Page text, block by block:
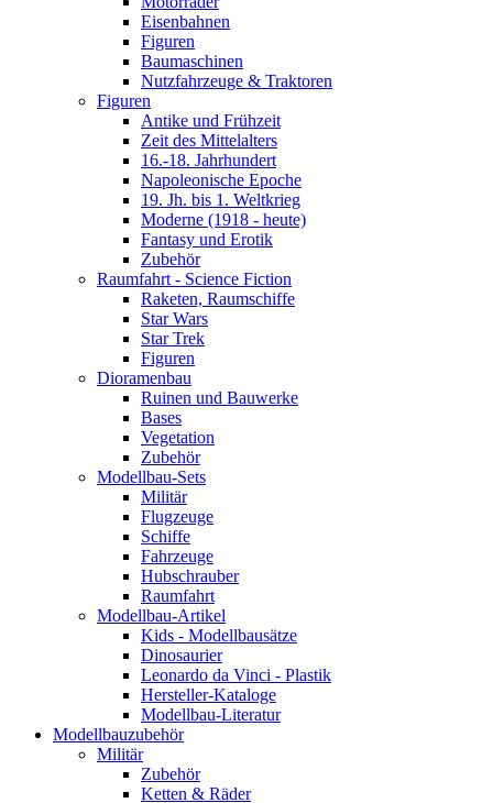
Eisenbahnen
Figuren
Baumaschinen
Nutzfahrzeuge & Traktoren
Figuren
Antike und Frühzeit
Zeit des Mittelalters
16.-18. Jahrhundert
Napoleonische Epoche
19. Jh. bis 1. Weltkrieg
Moderne (1918 - heute)
Fantasy und Erotik
Zubehör
Raumfahrt - Science Fiction
Raketen, Raumschiffe
Star Wars
Star Trek
Figuren
Dioramenbau
Ruinen und Bauwerke
Bases
Vegetation
Zubehör
Modellbau-Sets
Militär
Flugzeuge
Schiffe
Fahrzeuge
Hubschrauber
Raumfahrt
Modellbau-Artikel
Kids - Modellbausätze
Dinosaurier
Leonardo da Vinci - Plastik
Hersteller-Kataloge
Modellbau-Literatur
Modellbauzubehör
Militär
Zubehör
Ketten & Räder